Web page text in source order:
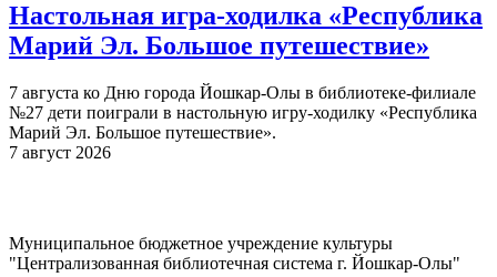
Настольная игра-ходилка «Республика
Марий Эл. Большое путешествие»
7 августа ко Дню города Йошкар-Олы в библиотеке-филиале
№27 дети поиграли в настольную игру-ходилку «Республика
Марий Эл. Большое путешествие».
7 август 2026
Муниципальное бюджетное учреждение культуры
"Централизованная библиотечная система г. Йошкар-Олы"